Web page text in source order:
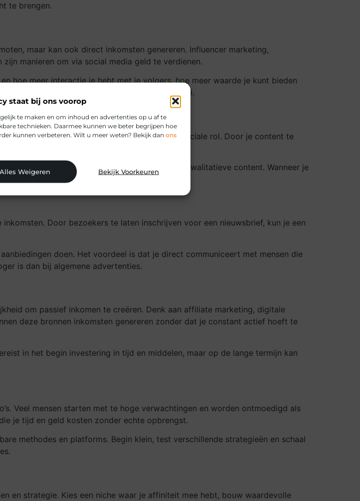
staat bij ons voorop
te maken en om inhoud en advertenties op u af te
technieken. Daarmee kunnen we beter begrijpen hoe
kunnen verbeteren. Wilt u meer weten? Bekijk dan ons
Alles Weigeren Bekijk Voorkeuren
te brengen.
maar kan ook direct inkomsten genereren. Influencer marketing,
manieren om via social media geld te verdienen.
hoe meer interactie je hebt met je volgers, hoe meer waarde je kunt bieden
zijn belangrijker dan snelle groei.
optimalisatie (SEO) speelt hierin een cruciale rol. Door je content te
website vinden bij relevante zoekopdrachten.
website-structuur, snelle laadtijden en kwalitatieve content. Wanneer je
in jouw content of producten.
Door bezoekers te laten inschrijven voor een nieuwsbrief, kun je een
doen. Het voordeel is dat je direct communiceert met mensen die
is dan bij algemene advertenties.
om passief inkomen te creëren. Denk aan affiliate marketing, digitale
deze bronnen inkomsten genereren zonder dat je constant actief hoeft te
in het begin investering in tijd en middelen, maar op de lange termijn kan
Veel mensen starten met te hoge verwachtingen en worden ontmoedigd als
je tijd en geld kosten zonder echte opbrengst.
methodes en platforms. Begin klein, test verschillende strategieën en schaal
en strategie. Kies een niche waar je affiniteit mee hebt, bouw waardevolle